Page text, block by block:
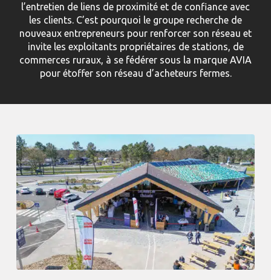
l’entretien de liens de proximité et de confiance avec
les clients. C’est pourquoi le groupe recherche de
nouveaux entrepreneurs pour renforcer son réseau et
invite les exploitants propriétaires de stations, de
commerces ruraux, à se fédérer sous la marque AVIA
pour étoffer son réseau d’acheteurs fermes.